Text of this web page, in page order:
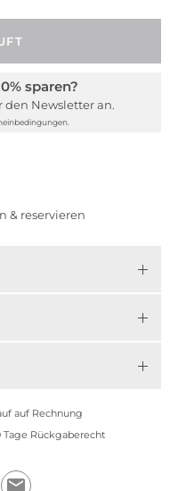
sparen?
den Newsletter an.
& reservieren
auf Rechnung
Tage Rückgaberecht